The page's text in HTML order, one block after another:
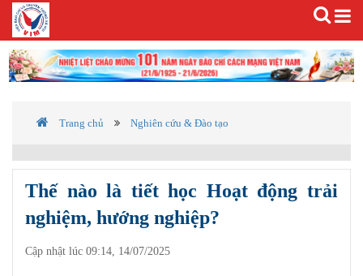
Trang chủ Nghiên cứu & Đào tạo
Thế nào là tiết học Hoạt động trải
nghiệm, hướng nghiệp?
Cập nhật lúc 09:14, 14/07/2025